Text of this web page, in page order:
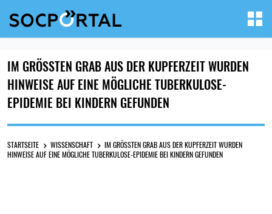
IM GRÖSSTEN GRAB AUS DER KUPFERZEIT WURDEN H
INWEISE AUF EINE MÖGLICHE TUBERKULOSE-E
PIDEMIE BEI KINDERN GEFUNDEN
STARTSEITE WISSENSCHAFT
IM GRÖSSTEN GRAB AUS DER KUPFERZEIT WURDEN H
INWEISE AUF EINE MÖGLICHE TUBERKULOSE-EPIDEMIE BEI KINDERN GEFUNDEN